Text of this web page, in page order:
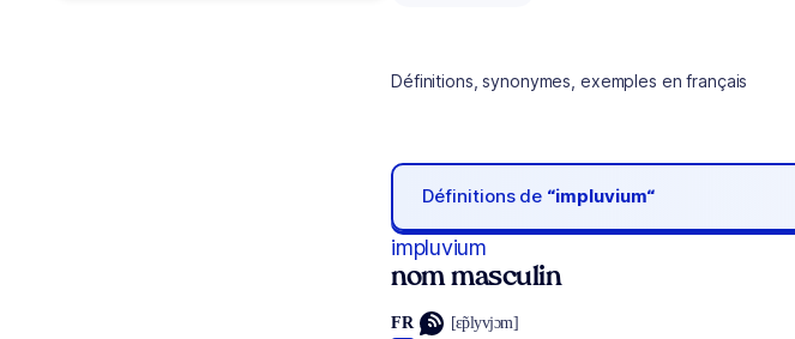
Définitions, synonymes, exemples en français
Définitions de “impluvium“
impluvium
nom masculin
FR [ɛ̃plyvjɔm]